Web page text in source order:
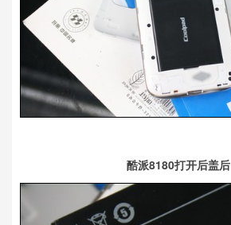
酷派8180打开后盖后